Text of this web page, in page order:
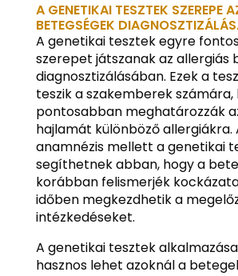
A GENETIKAI TESZTEK SZEREPE
BETEGSÉGEK
A genetikai tesztek egyre
szerepet játszanak az allergiás
diagnosztizálásában. Ezek a
teszik a szakemberek számára,
pontosabban meghatározzák
hajlamát különböző allergiákra.
anamnézis mellett a genetikai
segíthetnek abban, hogy a
korábban felismerjék
időben megkezdhetik a
intézkedéseket.
A genetikai tesztek
hasznos lehet azoknál a